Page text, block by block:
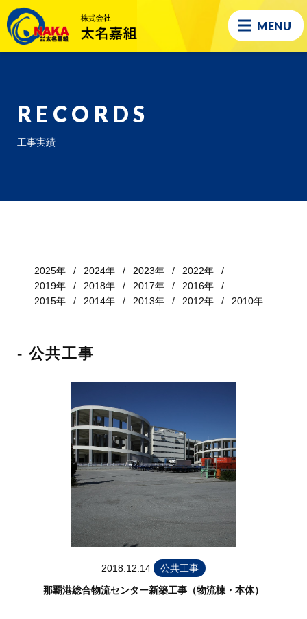
MENU
RECORDS
工事実績
2025年 2024年 2023年
2022年
2019年
2018年 2017年
2016年
2015年
2014年 2013年 2012年 2010年
- 公共工事
2018.12.14
公共工事
那覇港総合物流センター新築工事（物流棟・本体）